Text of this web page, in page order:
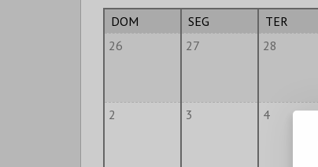
DOM SEG TER
26
27 28
2 3 4